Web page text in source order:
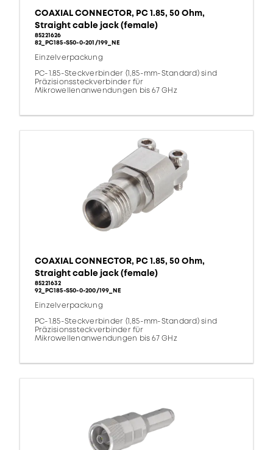
COAXIAL CONNECTOR, PC 1.85, 50 Ohm,
Straight cable jack (female)
85221626
82_PC185-S50-0-201/199_NE
Einzelverpackung
PC-1.85-Steckverbinder (1,85-mm-Standard) sind
Präzisionssteckverbinder für
Mikrowellenanwendungen bis 67 GHz
COAXIAL CONNECTOR, PC 1.85, 50 Ohm,
Straight cable jack (female)
85221632
92_PC185-S50-0-200/199_NE
Einzelverpackung
PC-1.85-Steckverbinder (1,85-mm-Standard) sind
Präzisionssteckverbinder für
Mikrowellenanwendungen bis 67 GHz